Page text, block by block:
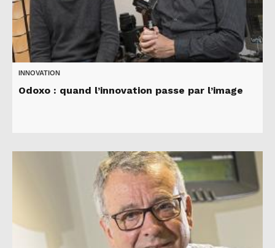
INNOVATION
Odoxo : quand l’innovation passe par l’image